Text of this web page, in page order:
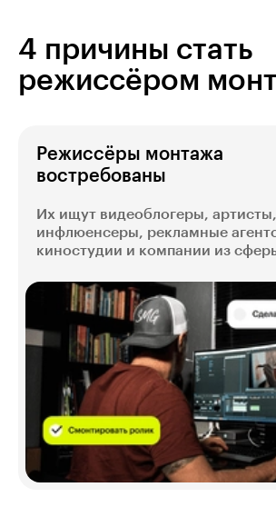
4 причины стать
режиссёром
Режиссёры монтажа
востребованы
Их ищут видеоблогеры, артисты,
инфлюенсеры, рекламные
киностудии и компании из